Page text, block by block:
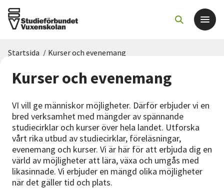
Sök kurser och evenemang
Om SV
Starta studiecirkel
Startsida / Kurser och evenemang
Kurser och evenemang
VI vill ge människor möjligheter. Därför erbjuder vi en
bred verksamhet med mängder av spännande
studiecirklar och kurser över hela landet. Utforska
vårt rika utbud av studiecirklar, föreläsningar,
evenemang och kurser. Vi är här för att erbjuda dig en
värld av möjligheter att lära, växa och umgås med
likasinnade. Vi erbjuder en mängd olika möjligheter
när det gäller tid och plats.